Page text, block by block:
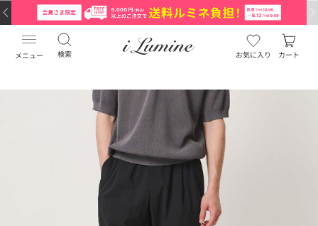
メニュー 検索 お気に入り カート